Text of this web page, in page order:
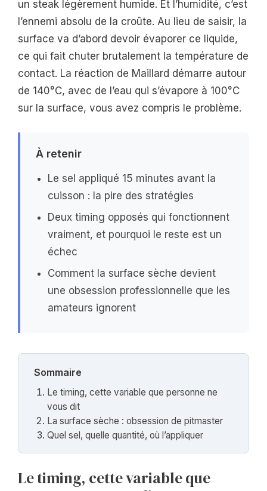
un steak légèrement humide. Et l’humidité, c’est
l’ennemi absolu de la croûte. Au lieu de saisir, la
surface va d’abord devoir évaporer ce liquide,
ce qui fait chuter brutalement la température de
contact. La réaction de Maillard démarre autour
de 140°C, avec de l’eau qui s’évapore à 100°C
sur la surface, vous avez compris le problème.
À retenir
Le sel appliqué 15 minutes avant la
cuisson : la pire des stratégies
Deux timing opposés qui fonctionnent
vraiment, et pourquoi le reste est un
échec
Comment la surface sèche devient
une obsession professionnelle que les
amateurs ignorent
Sommaire
Le timing, cette variable que personne ne
vous dit
La surface sèche : obsession de pitmaster
Quel sel, quelle quantité, où l’appliquer
Le timing, cette variable que